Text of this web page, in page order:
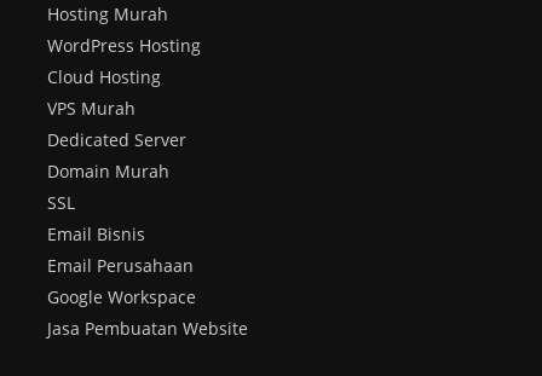
Hosting Murah
WordPress Hosting
Cloud Hosting
VPS Murah
Dedicated Server
Domain Murah
SSL
Email Bisnis
Email Perusahaan
Google Workspace
Jasa Pembuatan Website